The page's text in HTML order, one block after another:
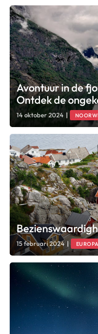
Avontuur in de
Ontdek de
Noorwegen
14 oktober 2024 |
15 februari 2024 |